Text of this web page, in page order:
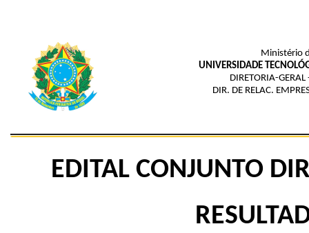
Ministério
UNIVERSIDADE
DIRETORIA-
DIR. DE RELAC.
EDITAL CONJUNTO